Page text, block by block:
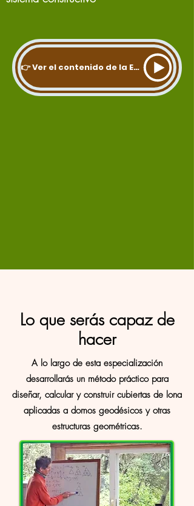
👉 Ver el contenido de la Especializacion
Lo que serás capaz de
hacer
A lo largo de esta especialización
desarrollarás un método práctico para
diseñar, calcular y construir cubiertas de lona
aplicadas a domos geodésicos y otras
estructuras geométricas.